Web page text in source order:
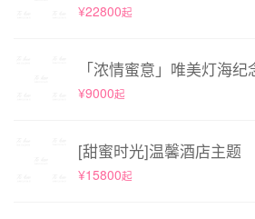
¥22800起
「浓情蜜意」唯美灯海纪
¥9000起
[甜蜜时光]温馨酒店主题
¥15800起